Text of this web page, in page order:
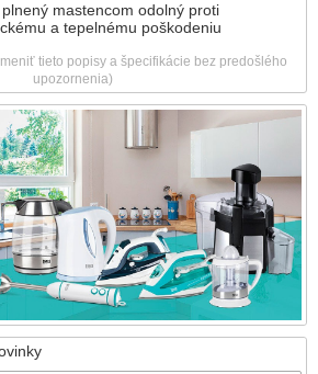
mastencom odolný proti
a tepelnému poškodeniu
tieto popisy a špecifikácie bez predošlého
upozornenia)